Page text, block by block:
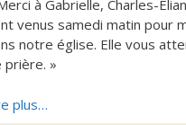
à Gabrielle, Charles-
venus samedi matin pour
notre église. Elle vous
prière. »
plus…